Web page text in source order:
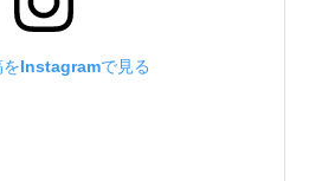
をInstagramで見る